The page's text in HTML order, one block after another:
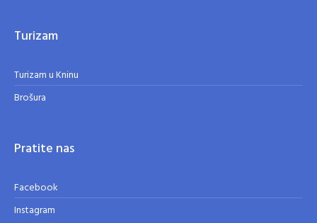
Turizam
Turizam u Kninu
Brošura
Pratite nas
Facebook
Instagram